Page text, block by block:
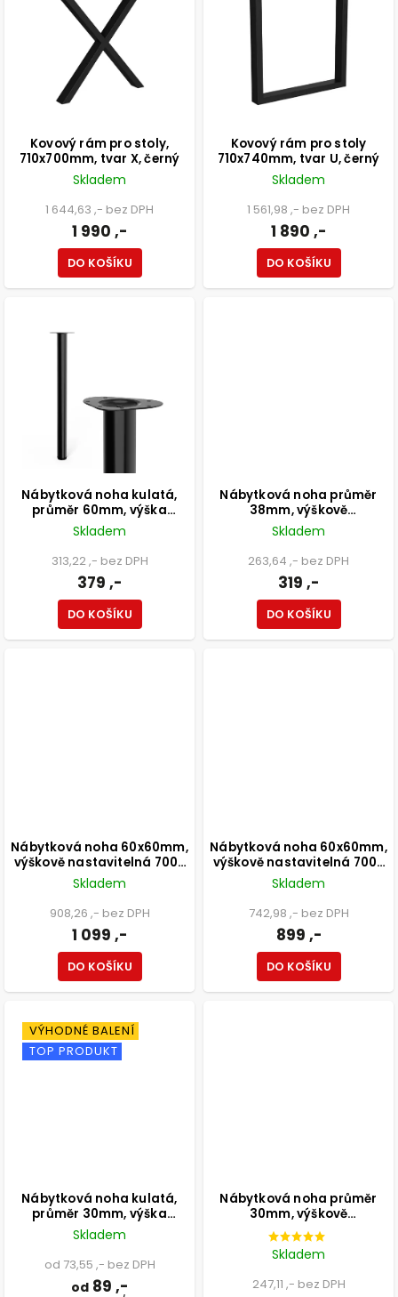
Kovový rám pro stoly,
710x700mm, tvar X, černý
Skladem
1 644,63 ,- bez DPH
1 990 ,-
DO KOŠÍKU
Kovový rám pro stoly
710x740mm, tvar U, černý
Skladem
1 561,98 ,- bez DPH
1 890 ,-
DO KOŠÍKU
Nábytková noha kulatá,
průměr 60mm, výška
800mm, černá
Skladem
313,22 ,- bez DPH
379 ,-
DO KOŠÍKU
Nábytková noha průměr
38mm, výškově
nastavitelná 150-165mm,
250kg, broušený nikl
Skladem
263,64 ,- bez DPH
319 ,-
DO KOŠÍKU
Nábytková noha 60x60mm,
výškově nastavitelná 700-
1100mm, chrom
Skladem
908,26 ,- bez DPH
1 099 ,-
DO KOŠÍKU
Nábytková noha 60x60mm,
výškově nastavitelná 700-
1100mm, černá
Skladem
742,98 ,- bez DPH
899 ,-
DO KOŠÍKU
VÝHODNÉ BALENÍ
TOP PRODUKT
Nábytková noha kulatá,
průměr 30mm, výška
100mm, bílá
Skladem
od 73,55 ,- bez DPH
od 89 ,-
Nábytková noha průměr
30mm, výškově
nastavitelná 300-500mm,
chrom
Skladem
247,11 ,- bez DPH